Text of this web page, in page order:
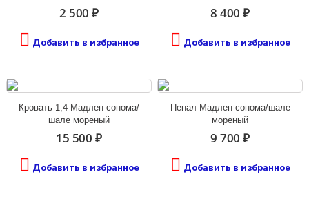
2 500 ₽
Добавить в избранное
8 400 ₽
Добавить в избранное
Кровать 1,4 Мадлен сонома/
шале мореный
15 500 ₽
Добавить в избранное
Пенал Мадлен сонома/шале
мореный
9 700 ₽
Добавить в избранное